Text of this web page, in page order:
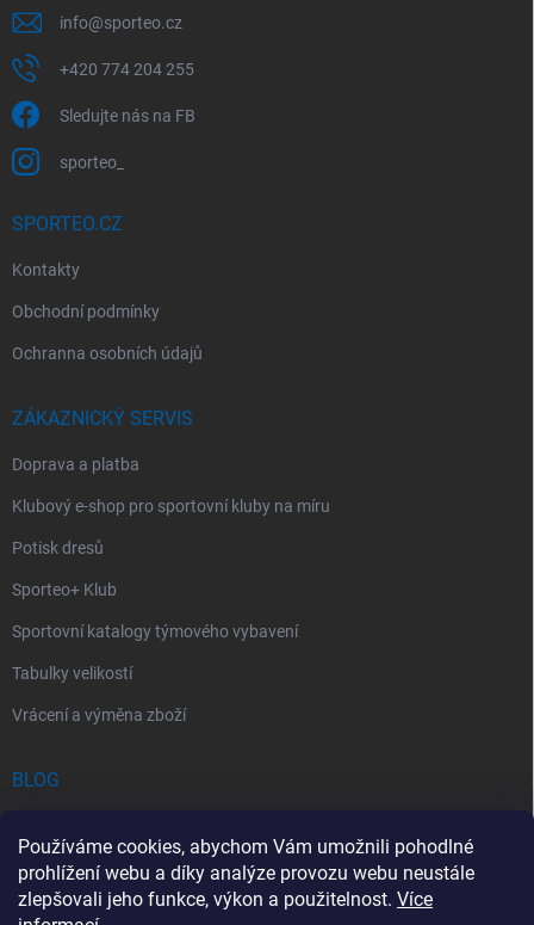
Používáme cookies, abychom Vám umožnili pohodlné
prohlížení webu a díky analýze provozu webu neustále
zlepšovali jeho funkce, výkon a použitelnost. Více
info@sporteo.cz
+420 774 204 255
Sledujte nás na FB
sporteo_
SPORTEO.CZ
Kontakty
Obchodní podmínky
Ochranna osobních údajů
ZÁKAZNICKÝ SERVIS
Doprava a platba
Klubový e-shop pro sportovní kluby na míru
Potisk dresů
Sporteo+ Klub
Sportovní katalogy týmového vybavení
Tabulky velikostí
Vrácení a výměna zboží
BLOG
Povinný obsah autolékárničky v roce 2026: co musí obsahovat a na
co si dát pozor